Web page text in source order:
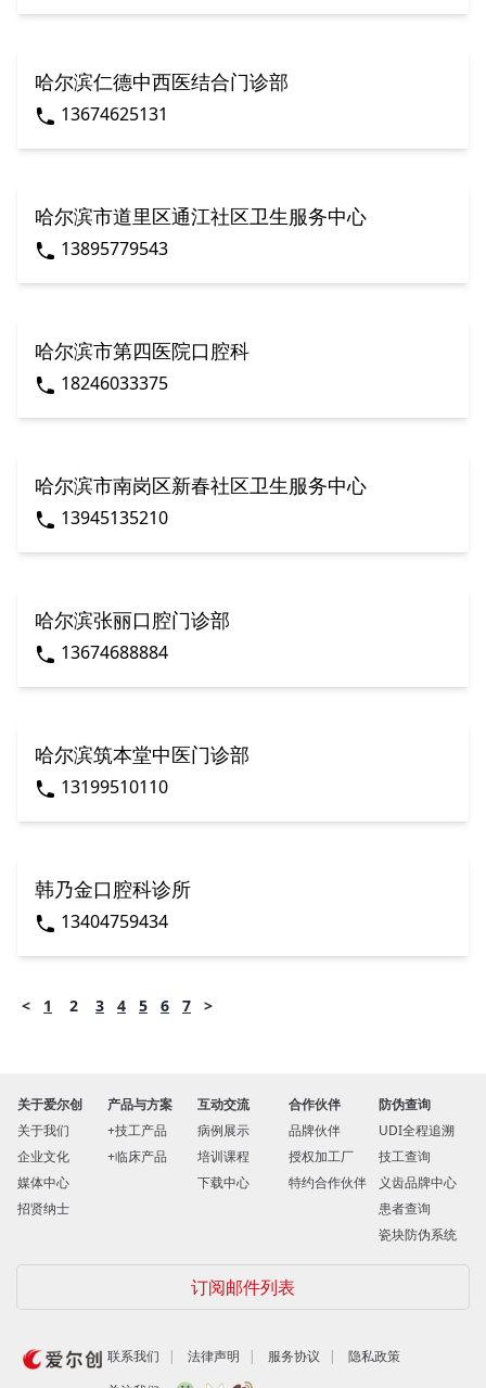
哈尔滨仁德中西医结合门诊部
13674625131
哈尔滨市道里区通江社区卫生服务中心
13895779543
哈尔滨市第四医院口腔科
18246033375
哈尔滨市南岗区新春社区卫生服务中心
13945135210
哈尔滨张丽口腔门诊部
13674688884
哈尔滨筑本堂中医门诊部
13199510110
韩乃金口腔科诊所
13404759434
< 1 2 3 4 5 6 7 >
关于爱尔创
关于我们
企业文化
媒体中心
招贤纳士
产品与方案
技工产品
临床产品
互动交流
病例展示
培训课程
下载中心
合作伙伴
品牌伙伴
授权加工厂
特约合作伙伴
防伪查询
UDI全程追溯
技工查询
义齿品牌中心
患者查询
瓷块防伪系统
联系我们 法律声明 服务协议
隐私政策
订阅邮件列表